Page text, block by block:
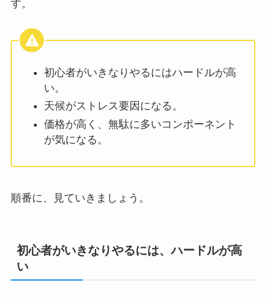
す。
初心者がいきなりやるにはハードルが高
い。
天候がストレス要因になる。
価格が高く、無駄に多いコンポーネント
が気になる。
順番に、見ていきましょう。
初心者がいきなりやるには、ハードルが高
い